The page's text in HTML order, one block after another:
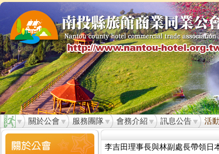
關於公會 服務團隊 會務介紹 訊息公告 活
李吉田理事長與林副處長帶領日